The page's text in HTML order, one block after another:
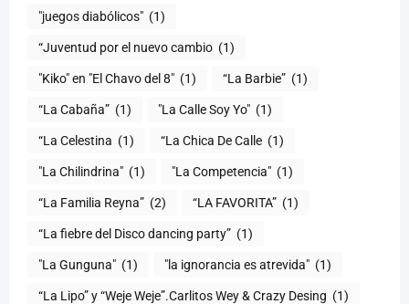
"juegos diabólicos" (1)
“Juventud por el nuevo cambio (1)
"Kiko" en "El Chavo del 8" (1) “La Barbie” (1)
“La Cabaña” (1) "La Calle Soy Yo" (1)
“La Celestina (1) “La Chica De Calle (1)
"La Chilindrina" (1) "La Competencia" (1)
“La Familia Reyna” (2) “LA FAVORITA” (1)
“La fiebre del Disco dancing party” (1)
(1) "la ignorancia es atrevida" (1)
“La Lipo” y “Weje Weje”.Carlitos Wey & Crazy Desing (1)